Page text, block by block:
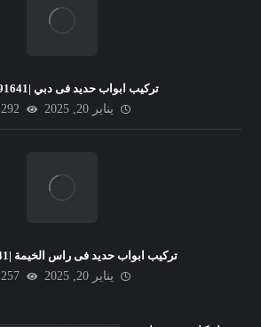
تركيب ابواب حديد فى دبي |0506691641
يناير 20, 2025
292
تركيب ابواب حديد فى راس الخيمة |0506691641
يناير 20, 2025
257